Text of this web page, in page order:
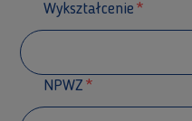
Wykształcenie
NPWZ